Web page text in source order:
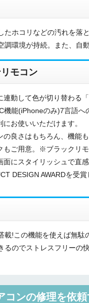
ホコリなどの汚れを落
環境が持続。また、自
モコン
連動して色が切り替わる
機能(iPhoneのみ)7言語
にお使いいただけます。
の良さはもちろん、機能
もご用意。※ブラックリ
面にスタイリッシュで直
DESIGN AWARDを受賞
!この機能を使えば無
るのでストレスフリーの
コンの修理を依頼
工事お見積り依
機器お見積り依
ご相談
その他